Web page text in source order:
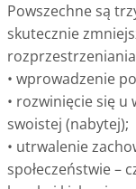
Powszechne są
skutecznie
• wprowadzenie
• rozwinięcie się
swoistej (nabytej);
• utrwalenie
społeczeństwie –